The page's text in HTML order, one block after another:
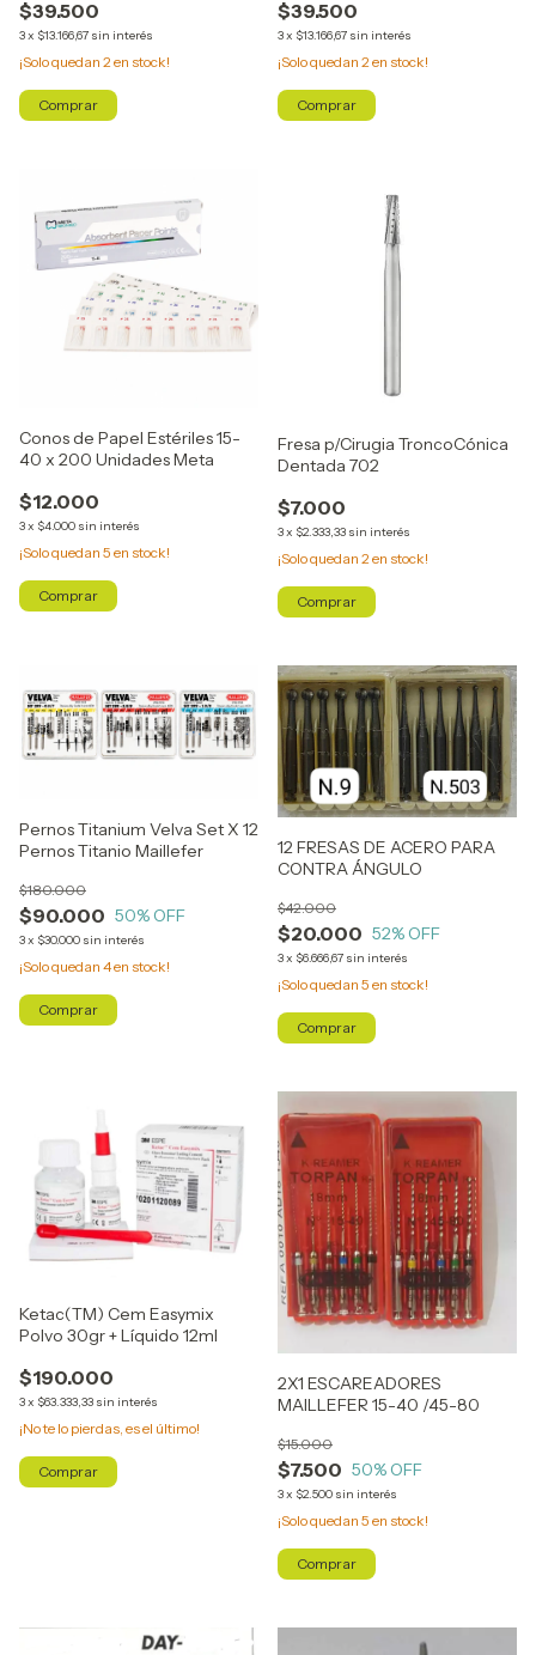
$39.500
3x $13.166,67 sin interés
¡Solo quedan 2 en stock!
$39.500
3x $13.166,67 sin interés
¡Solo quedan 2 en stock!
Conos de Papel Estériles 15-
40 x 200 Unidades Meta
$12.000
3x $4.000 sin interés
¡Solo quedan 5 en stock!
Fresa p/Cirugia TroncoCónica
Dentada 702
$7.000
3x $2.333,33 sin interés
¡Solo quedan 2 en stock!
Pernos Titanium Velva Set X 12
Pernos Titanio Maillefer
$90.000
$180.000
50% OFF
3x $30.000 sin interés
¡Solo quedan 4en stock!
Comprar
12 FRESAS DE ACERO PARA
CONTRA ÁNGULO
$20.000
$42.000
52% OFF
3x $6.666,67 sin interés
¡Solo quedan 5 en stock!
Ketac(TM) Cem Easymix
Polvo 30gr + Líquido 12ml
$190.000
3x $63.333,33 sin interés
¡No te lo pierdas, es el último!
2X1 ESCAREADORES
MAILLEFER 15-40 /45-80
$7.500
$15.000
50% OFF
3x $2.500 sin interés
¡Solo quedan 5 en stock!